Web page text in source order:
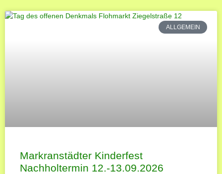
ALLGEMEIN
Markranstädter Kinderfest
Nachholtermin 12.-13.09.2026